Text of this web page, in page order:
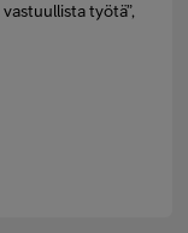
työtä”,